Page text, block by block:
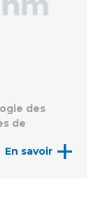
des
de
En savoir +